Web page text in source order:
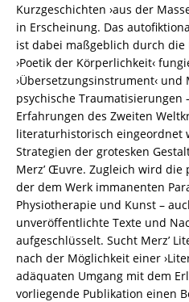
(un)veröffentlichtem
Nachkriegswerk
Laura
–
ISBN
9783826082474
978-
3-
8260-
8247-
978-
Kurzgeschichten ›aus der
in Erscheinung. Das
ist dabei maßgeblich durch
›Poetik der Körperlichkeit‹
›Übersetzungsinstrument‹
psychische
Erfahrungen des Zweiten
literaturhistorisch eingeordnet
Strategien der grotesken
Merz’ Œuvre. Zugleich wird die
der dem Werk immanenten
Physiotherapie und Kunst –
unveröffentlichte Texte und
aufgeschlüsselt. Sucht Merz’
nach der Möglichkeit einer
adäquaten Umgang mit dem
vorliegende Publikation einen